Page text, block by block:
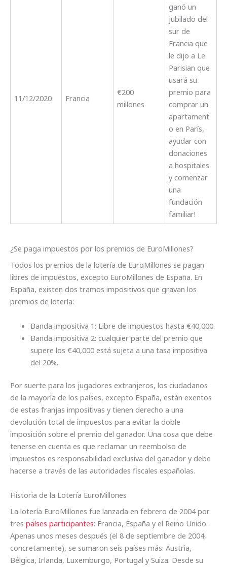
11/12/2020 Francia
€200
millones
ganó un
jubilado del
sur de
Francia que
le dijo a Le
Parisian que
usará su
premio para
comprar un
apartament
o en París,
ayudar con
donaciones
a hospitales
y comenzar
una
fundación
familiar!
¿Se paga impuestos por los premios de EuroMillones?
Todos los premios de la lotería de EuroMillones se pagan
libres de impuestos, excepto EuroMillones de España. En
España, existen dos tramos impositivos que gravan los
premios de lotería:
Banda impositiva 1: Libre de impuestos hasta €40,000.
Banda impositiva 2: cualquier parte del premio que
supere los €40,000 está sujeta a una tasa impositiva
del 20%.
Por suerte para los jugadores extranjeros, los ciudadanos
de la mayoría de los países, excepto España, están exentos
de estas franjas impositivas y tienen derecho a una
devolución total de impuestos para evitar la doble
imposición sobre el premio del ganador. Una cosa que debe
tenerse en cuenta es que reclamar un reembolso de
impuestos es responsabilidad exclusiva del ganador y debe
hacerse a través de las autoridades fiscales españolas.
Historia de la Lotería EuroMillones
La lotería EuroMillones fue lanzada en febrero de 2004 por
tres países participantes: Francia, España y el Reino Unido.
Apenas unos meses después (el 8 de septiembre de 2004,
concretamente), se sumaron seis países más: Austria,
Bélgica, Irlanda, Luxemburgo, Portugal y Suiza. Desde su